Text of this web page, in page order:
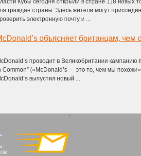
Кубы сегодня открыли в стране 118 новых
граждан страны. Здесь жители могут
электронную почту и ...
объясняет британцам, чем
проводит в Великобритании кампанию
Common” («McDonald’s — это то, чем мы
выпустил новый ...
`